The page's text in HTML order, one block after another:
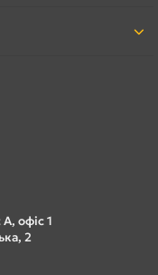
офіс 1
2